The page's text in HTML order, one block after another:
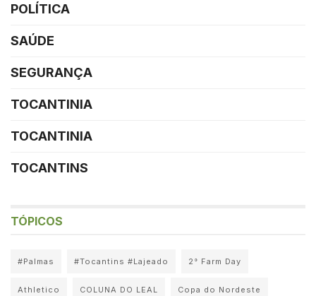
POLÍTICA
SAÚDE
SEGURANÇA
TOCANTINIA
TOCANTINIA
TOCANTINS
TÓPICOS
#Palmas #Tocantins #Lajeado 2° Farm Day
Athletico COLUNA DO LEAL Copa do Nordeste